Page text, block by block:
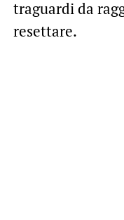
traguardi da
resettare.